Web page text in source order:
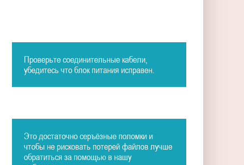
Проверьте соединительные кабели,
убедитесь что блок питания исправен.
Это достаточно серъёзные поломки и
чтобы не рисковать потерей файлов лучше
обратиться за помощью в нашу